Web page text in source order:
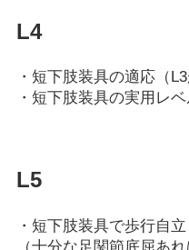
L4
・短下肢装具の適応（
・短下肢装具の実用レ
L5
・短下肢装具で歩行自立
（十分な足関節底屈あ